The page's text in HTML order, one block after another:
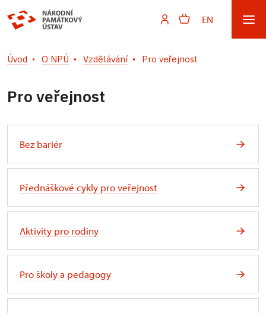
EN
Úvod O NPÚ Vzdělávání Pro veřejnost
Pro veřejnost
Bez bariér
Přednáškové cykly pro veřejnost
Aktivity pro rodiny
Pro školy a pedagogy